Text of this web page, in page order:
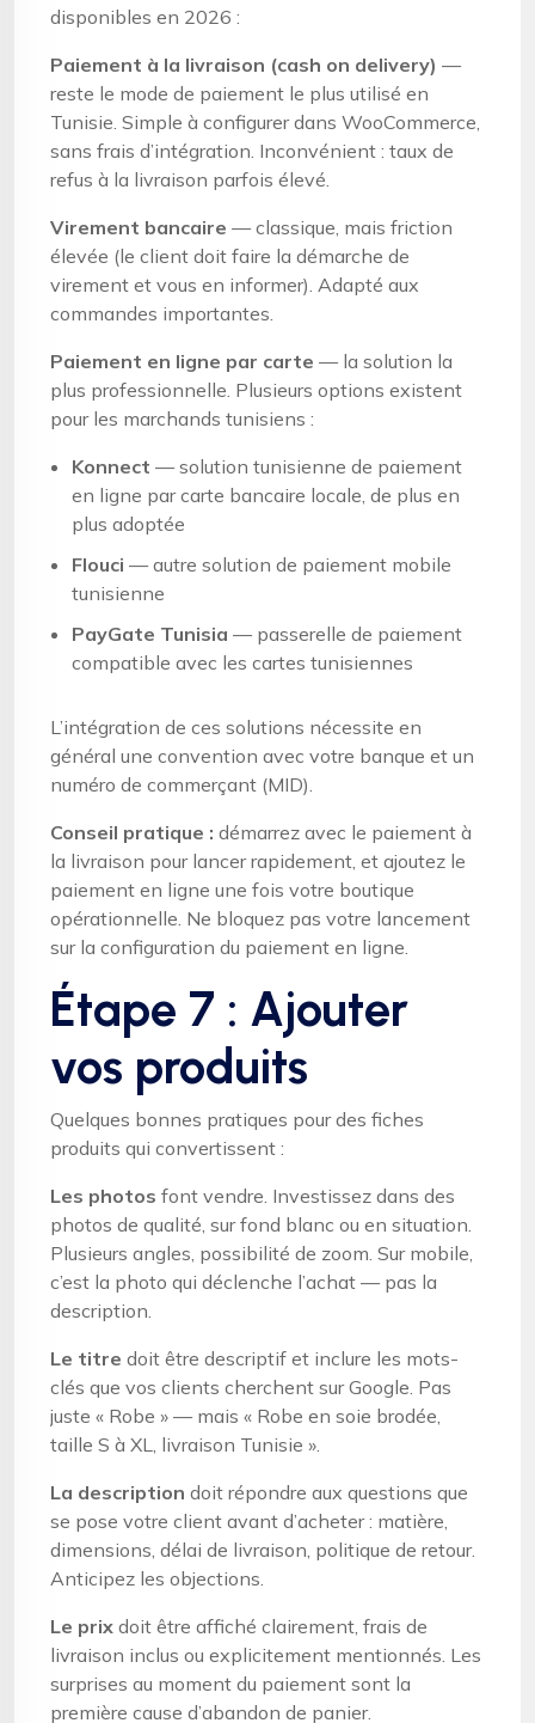
disponibles en 2026 :
Paiement à la livraison (cash on delivery) —
reste le mode de paiement le plus utilisé en
Tunisie. Simple à configurer dans WooCommerce,
sans frais d’intégration. Inconvénient : taux de
refus à la livraison parfois élevé.
Virement bancaire — classique, mais friction
élevée (le client doit faire la démarche de
virement et vous en informer). Adapté aux
commandes importantes.
Paiement en ligne par carte — la solution la
plus professionnelle. Plusieurs options existent
pour les marchands tunisiens :
Konnect — solution tunisienne de paiement
en ligne par carte bancaire locale, de plus en
plus adoptée
Flouci — autre solution de paiement mobile
tunisienne
PayGate Tunisia — passerelle de paiement
compatible avec les cartes tunisiennes
L’intégration de ces solutions nécessite en
général une convention avec votre banque et un
numéro de commerçant (MID).
Conseil pratique : démarrez avec le paiement à
la livraison pour lancer rapidement, et ajoutez le
paiement en ligne une fois votre boutique
opérationnelle. Ne bloquez pas votre lancement
sur la configuration du paiement en ligne.
Étape 7 : Ajouter
vos produits
Quelques bonnes pratiques pour des fiches
produits qui convertissent :
Les photos font vendre. Investissez dans des
photos de qualité, sur fond blanc ou en situation.
Plusieurs angles, possibilité de zoom. Sur mobile,
c’est la photo qui déclenche l’achat — pas la
description.
Le titre doit être descriptif et inclure les mots-
clés que vos clients cherchent sur Google. Pas
juste « Robe » — mais « Robe en soie brodée,
taille S à XL, livraison Tunisie ».
La description doit répondre aux questions que
se pose votre client avant d’acheter : matière,
dimensions, délai de livraison, politique de retour.
Anticipez les objections.
Le prix doit être affiché clairement, frais de
livraison inclus ou explicitement mentionnés. Les
surprises au moment du paiement sont la
première cause d’abandon de panier.